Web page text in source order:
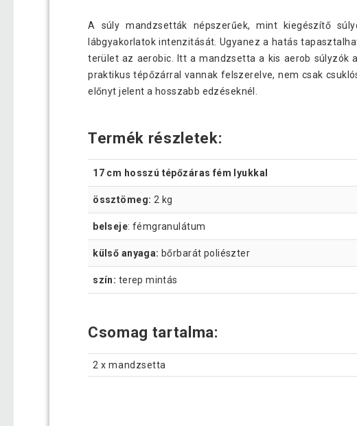
A súly mandzsetták népszerűek, mint kiegészítő
lábgyakorlatok intenzitását. Ugyanez a hatás
terület az aerobic. Itt a mandzsetta a kis aerob súlyzók
praktikus tépőzárral vannak felszerelve, nem csak
előnyt jelent a hosszabb edzéseknél.
Termék részletek:
17 cm hosszú tépőzáras fém lyukkal
össztömeg: 2 kg
belseje: fémgranulátum
külső anyaga: bőrbarát poliészter
szín: terep mintás
Csomag tartalma:
2 x mandzsetta